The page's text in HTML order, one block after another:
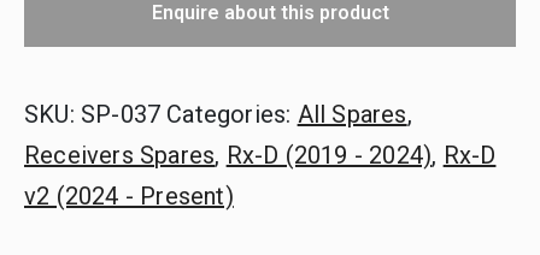
Enquire about this product
SKU: SP-037 Categories: All Spares,
Receivers Spares, Rx-D (2019 - 2024), Rx-D
v2 (2024 - Present)